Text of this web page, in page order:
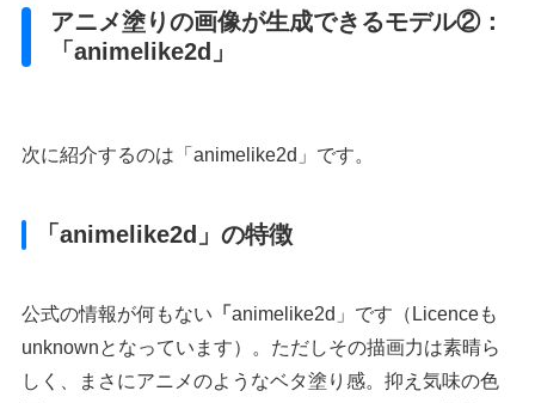
アニメ塗りの画像が生成できるモデル②：
「animelike2d」
次に紹介するのは「animelike2d」です。
「animelike2d」の特徴
公式の情報が何もない 「animelike2d」です（Licenceも
unknownとなっています）。ただしその描画力は素晴ら
しく、まさにアニメのようなベタ塗り感。抑え気味の色